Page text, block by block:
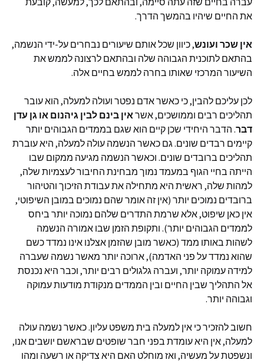
את החיים שיהיו בהמשך הדרך.
אין שכר ועונש, כיוון שכל אותם שיעורים נבחרים על-ידי הנשמה,
בהתאם לתוכנית הגבוהה שלה ובהתאם לרצונה לממש את
השיעור המרכזי שאותו בחרה לממש בחיים אלה.
לכן עליכם להבין, כי כאשר אדם נפטר ועולה למעלה, הוא עובר
תהליכים רבים וממושכים, אשראין בינם לבין גיהנום או גן עדן
דבר. הדבר היחידי שכן קיים הוא שגם בממדים הגבוהים יותר
קיימים רבדים שונים. גם כאשר הנשמה עולה למעלה, היא עוברת
תהליכים ברובדים שונים. וכאשר הנשמה מגיעה ממקום שבו
הייתה בחיי הגוף במעמד נמוך מבחינת החיבור לעצמיות שלה,
למהות שלה, ראשית היא מתחילה את עבודת הזיכוך והטיהור
ברובדים נמוכים יותר (אין זה אומר שהם נמוכים במובן השיפוטי,
אין כאן שיפוט, אלא שרמת התדרים שלהם נמוכה יותר ביחס
לממדים הגבוהים יותר). ותקופת הזמן שבו אמורה הנשמה
לשהות באותו ממד (כאשר מובן שהזמן אצלנו אינו נמדד כשם
שהוא נמדד על פני האדמה), ארוכה יותר מאשר נשמה שעברה
למידה עמוקה יותר, ועברה גלגולים רבים יותר, וכבר היא נכנסת
אל התהליך שבין החיים ובין הממדים מנקודת מודעות עמוקה
וגבוהה יותר.
חשוב להזכיר כי אין למעלה בית משפט עליון. כאשר נשמה עולה
למעלה, אין היא עומדת בפני חבר שופטים שבראשם יושבים אנו,
ונשפטת על מעשיה, ואז מוחלט האם היא צדיקה או רשעה ומהו